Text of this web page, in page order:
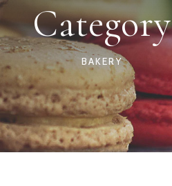
Category
BAKERY